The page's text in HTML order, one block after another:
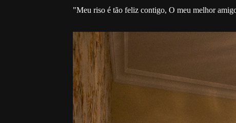
"Meu riso é tão feliz contigo, O meu melhor